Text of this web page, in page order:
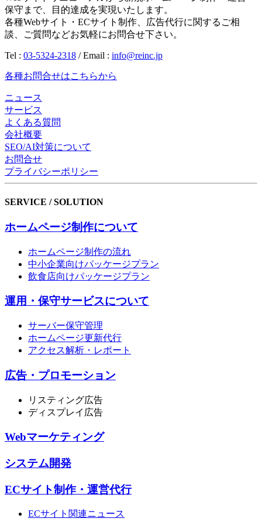
保守まで、目的達成を実現いたします。
各種Webサイト・ECサイト制作、広告代行に関するご相
談、ご質問などお気軽にお問合せ下さい。
Tel : 03-5324-2318 / Email : info@reinc.jp
各種お問合せはこちらから
ニュース
サービス
よくある質問
会社概要
SEO/AI対策について
お問合せ
プライバシーポリシー
SERVICE / SOLUTION
ホームページ制作について
ホームページ制作の流れ
中小企業向けパッケージプラン
飲食店向けパッケージプラン
運用・保守サービスについて
サーバー保守管理
ホームページ更新代行
アクセス解析・レポート
広告・プロモーション
リスティング広告
ディスプレイ広告
Webマーケティング
システム開発
ECサイト制作・運営代行
ECサイト関連ニュース